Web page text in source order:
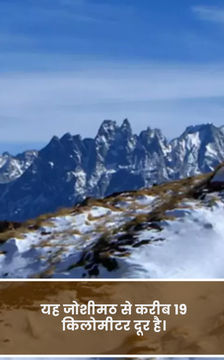
यह जोशीमठ से करीब 19
किलोमीटर दूर है।